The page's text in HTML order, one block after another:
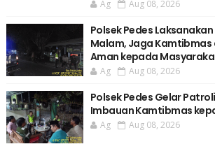
Ag Aug 08, 2026
Polsek Pedes
Malam, Jaga Kamtibmas
Aman kepada
Ag Aug 08, 2026
Polsek Pedes Gelar
Imbauan Kamtibmas
Ag Aug 08, 2026